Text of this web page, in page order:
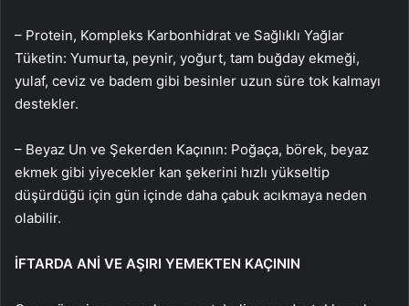
– Protein, Kompleks Karbonhidrat ve Sağlıklı Yağlar
Tüketin: Yumurta, peynir, yoğurt, tam buğday ekmeği,
yulaf, ceviz ve badem gibi besinler uzun süre tok kalmayı
destekler.
– Beyaz Un ve Şekerden Kaçının: Poğaça, börek, beyaz
ekmek gibi yiyecekler kan şekerini hızlı yükseltip
düşürdüğü için gün içinde daha çabuk acıkmaya neden
olabilir.
İFTARDA ANİ VE AŞIRI YEMEKTEN KAÇININ